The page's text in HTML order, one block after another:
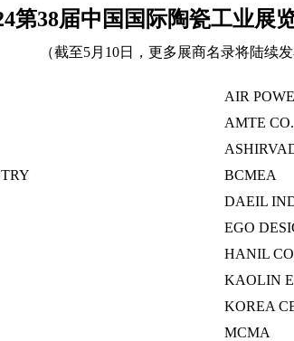
第38届中国国际陶瓷工业展
（截至5月10日，更多展商名录将陆续
AIR
AMTE
BCMEA
DAEIL
EGO
HANIL
KAOLIN
KOREA
MCMA